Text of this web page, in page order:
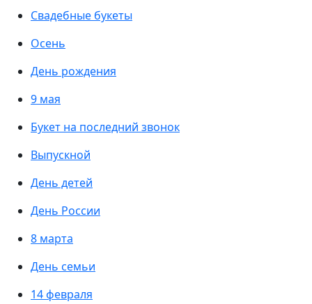
Свадебные букеты
Осень
День рождения
9 мая
Букет на последний звонок
Выпускной
День детей
День России
8 марта
День семьи
14 февраля